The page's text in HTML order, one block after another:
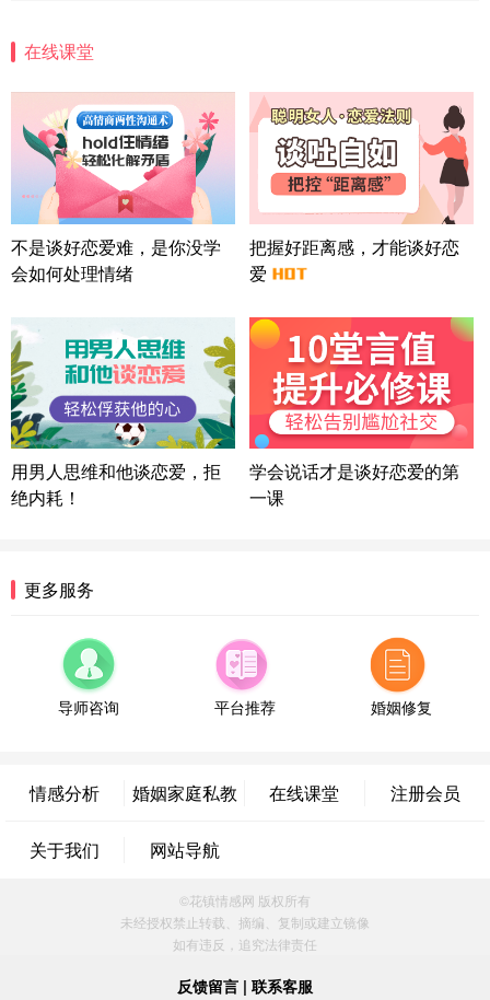
情感方案
北京-朝阳 151****3189
22分钟前
微信用户 巧?媚儿 通过此页面咨询，已获得专属情感
方案
上海-浦东 177****9074 56分钟前
方案
广东-广州 188****5632
湖北-武汉 135****7410
41分钟前
微信用户 困困魚? 通过此页面咨询，已获得专属情感
方案
陕西-西安 139****6283
3分钟前
情感方案
浙江-宁波 150****8921
福建-厦门 159****4462
53分钟前
微信用户 凌乱小羊 通过此页面咨询，已获得专属情
辽宁-大连 176****2843
39分钟前
属情感方案
微信用户 墨笙 通过此页面咨询，已获得专属情感方
案
江苏-苏州 188****5187
微信用户 谢思明 通过此页面咨询，已获得专属情感
在线课堂
不是谈好恋爱难，是你没学
会如何处理情绪
把握好距离感，才能谈好恋
爱
用男人思维和他谈恋爱，拒
绝内耗！
学会说话才是谈好恋爱的第
一课
更多服务
导师咨询 平台推荐 婚姻修复
情感分析 婚姻家庭私教 在线课堂 注册会员
关于我们 网站导航
©花镇情感网 版权所有
未经授权禁止转载、摘编、复制或建立镜像
如有违反，追究法律责任
反馈留言 | 联系客服